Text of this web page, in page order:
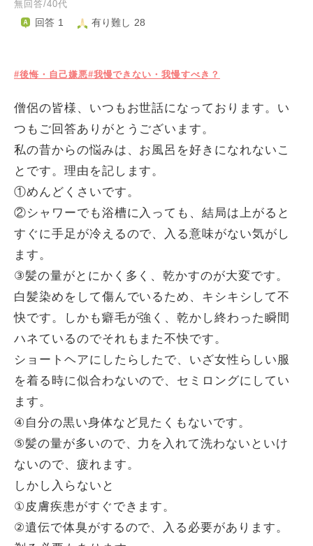
無回答/40代
回答 1 有り難し 28
#後悔・自己嫌悪#我慢できない・我慢すべき？
僧侶の皆様、いつもお世話になっております。い
つもご回答ありがとうございます。
私の昔からの悩みは、お風呂を好きになれないこ
とです。理由を記します。
①めんどくさいです。
②シャワーでも浴槽に入っても、結局は上がると
すぐに手足が冷えるので、入る意味がない気がし
ます。
③髪の量がとにかく多く、乾かすのが大変です。
白髪染めをして傷んでいるため、キシキシして不
快です。しかも癖毛が強く、乾かし終わった瞬間
ハネているのでそれもまた不快です。
ショートヘアにしたらしたで、いざ女性らしい服
を着る時に似合わないので、セミロングにしてい
ます。
④自分の黒い身体など見たくもないです。
⑤髪の量が多いので、力を入れて洗わないといけ
ないので、疲れます。
しかし入らないと
①皮膚疾患がすぐできます。
②遺伝で体臭がするので、入る必要があります。